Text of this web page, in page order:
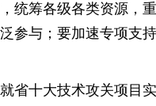
统筹各级各类资源，
参与；要加速专项支
省十大技术攻关项目